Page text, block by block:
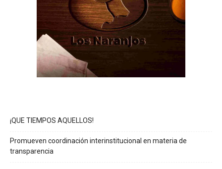
¡QUE TIEMPOS AQUELLOS!
Promueven coordinación interinstitucional en materia de
transparencia